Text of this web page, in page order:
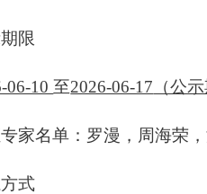
限
06-10至2026-06-17 （公
家名单： 罗漫，周海荣
式